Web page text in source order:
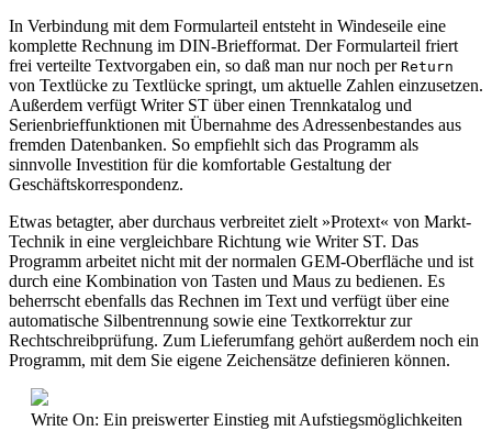
In Verbindung mit dem Formularteil entsteht in Windeseile eine
komplette Rechnung im DIN-Briefformat. Der Formularteil friert
frei verteilte Textvorgaben ein, so daß man nur noch per Return
von Textlücke zu Textlücke springt, um aktuelle Zahlen einzusetzen.
Außerdem verfügt Writer ST über einen Trennkatalog und
Serienbrieffunktionen mit Übernahme des Adressenbestandes aus
fremden Datenbanken. So empfiehlt sich das Programm als
sinnvolle Investition für die komfortable Gestaltung der
Geschäftskorrespondenz.
Etwas betagter, aber durchaus verbreitet zielt »Protext« von Markt-
Technik in eine vergleichbare Richtung wie Writer ST. Das
Programm arbeitet nicht mit der normalen GEM-Oberfläche und ist
durch eine Kombination von Tasten und Maus zu bedienen. Es
beherrscht ebenfalls das Rechnen im Text und verfügt über eine
automatische Silbentrennung sowie eine Textkorrektur zur
Rechtschreibprüfung. Zum Lieferumfang gehört außerdem noch ein
Programm, mit dem Sie eigene Zeichensätze definieren können.
Write On: Ein preiswerter Einstieg mit Aufstiegsmöglichkeiten